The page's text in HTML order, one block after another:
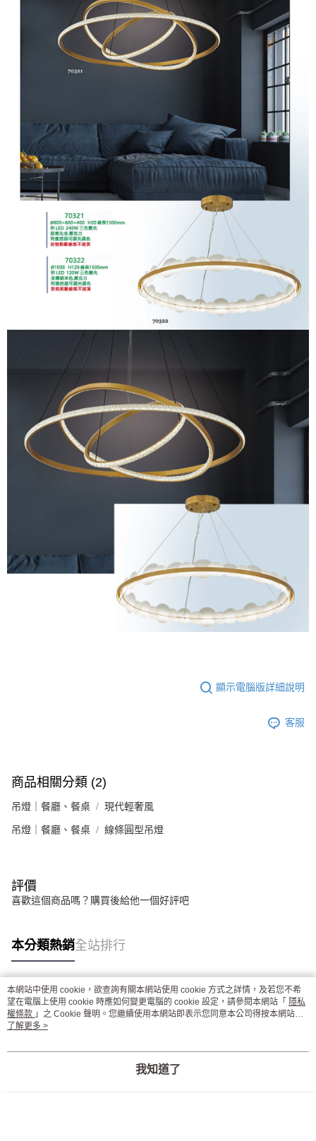
權轉讓予恩沛科技股份有限公司。
２．關於個人資料處理事宜，請瀏覽以下網址：
https://aftee.tw/terms/#terms3
３．未成年的使用者請事先徵得法定代理人或監護人之同意方可使用
「AFTEE先享後付」，若未經同意申辦者引起之損失，本公司不負相關責
４．使用「AFTEE先享後付」時，將依據個別帳號之用戶狀況，依本公司即
５．嚴禁一人註冊多個帳號或使用他人資訊註冊。若發現惡意使用之情形，
恩沛科技股份有限公司將有權停止該用戶之使用額度並採取法律行動。
顯示電腦版詳細說明
客服
商品相關分類 (2)
吊燈｜餐廳、餐桌 現代輕奢風
吊燈｜餐廳、餐桌 線條圓型吊燈
評價
喜歡這個商品嗎？購買後給他一個好評吧
本分類熱銷全站排行
熱門標籤
本網站中使用 cookie，欲查詢有關本網站使用 cookie 方式之詳情，及若您不希
望在電腦上使用 cookie 時應如何變更電腦的 cookie 設定，請參閱本網站「 隱私
權條款 」之 Cookie 聲明。您繼續使用本網站即表示您同意本公司得按本網站使
用條款之 Cookie 聲明使用 cookie。
了解更多 >
我知道了